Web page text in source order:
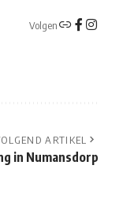
Volgen
ARTIKEL
in Numansdorp